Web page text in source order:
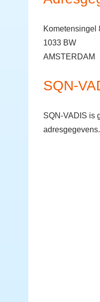
Kometensingel
1033 BW
AMSTERDAM
SQN-
SQN-VADIS is
adresgegevens.